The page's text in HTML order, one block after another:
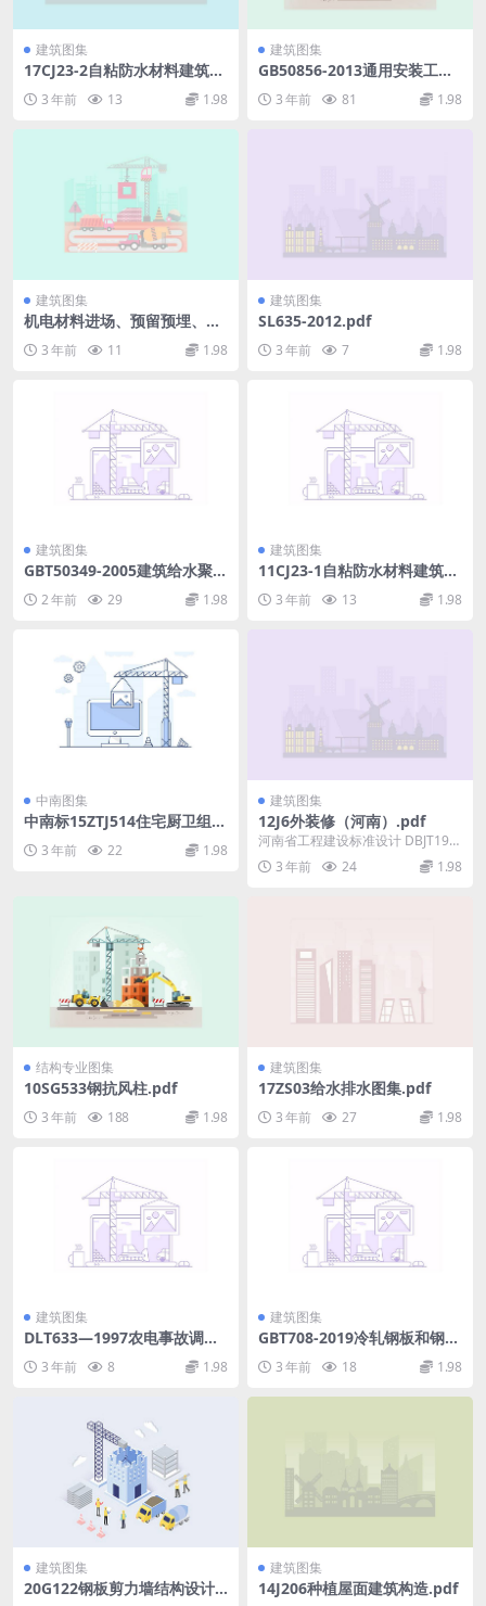
建筑图集
17CJ23-2自粘防水材料建筑构
3 年前 13 1.98
建筑图集
GB50856-2013通用安装工程
3 年前 81 1.98
建筑图集
机电材料进场、预留预埋、水
这么干！145页PPT.ppt
3 年前 11 1.98
建筑图集
SL635-2012.pdf
3 年前 7 1.98
建筑图集
GBT50349-2005建筑给水聚丙
2 年前 29 1.98
建筑图集
11CJ23-1自粘防水材料建筑构
3 年前 13 1.98
中南图集
中南标15ZTJ514住宅厨卫组合
3 年前 22 1.98
建筑图集
12J6外装修（河南）.pdf
河南省工程建设标准设计 DBJT19-0
7-2012 12系列建筑标准设计图集 ...
3 年前 24 1.98
结构专业图集
10SG533钢抗风柱.pdf
3 年前 188 1.98
建筑图集
17ZS03给水排水图集.pdf
3 年前 27 1.98
建筑图集
DLT633—1997农电事故调查
3 年前 8 1.98
建筑图集
GBT708-2019冷轧钢板和钢带
的尺寸、外形、重量及允许偏
差.pdf
3 年前 18 1.98
建筑图集
20G122钢板剪力墙结构设计.
建筑图集
14J206种植屋面建筑构造.pdf